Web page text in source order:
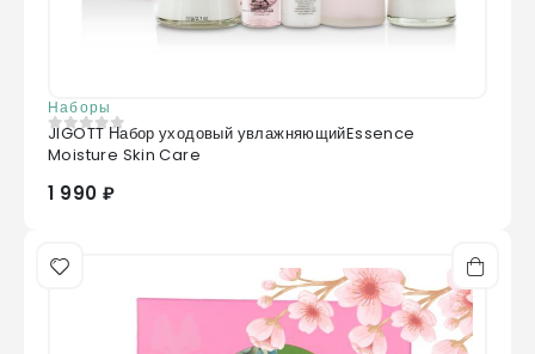
Наборы
0из 5
JIGOTT Набор уходовый увлажняющийEssence
Moisture Skin Care
1 990 ₽